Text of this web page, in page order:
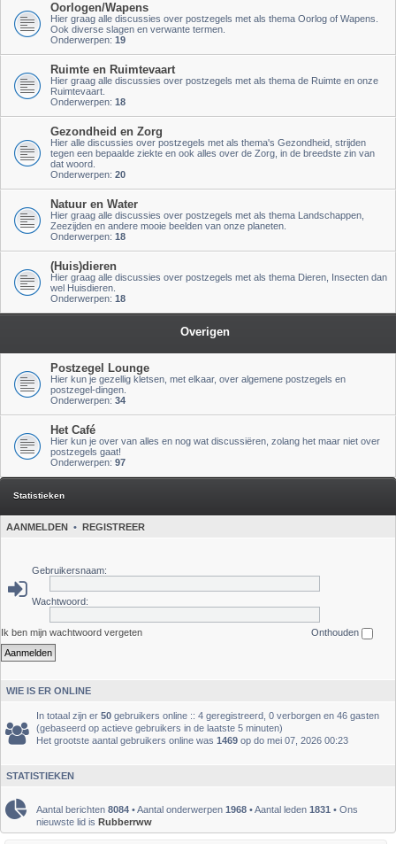
Oorlogen/Wapens
Hier graag alle discussies over postzegels met als thema Oorlog of Wapens.
Ook diverse slagen en verwante termen.
Onderwerpen: 19
Ruimte en Ruimtevaart
Hier graag alle discussies over postzegels met als thema de Ruimte en onze
Ruimtevaart.
Onderwerpen: 18
Gezondheid en Zorg
Hier alle discussies over postzegels met als thema's Gezondheid, strijden
tegen een bepaalde ziekte en ook alles over de Zorg, in de breedste zin van
dat woord.
Onderwerpen: 20
Natuur en Water
Hier graag alle discussies over postzegels met als thema Landschappen,
Zeezijden en andere mooie beelden van onze planeten.
Onderwerpen: 18
(Huis)dieren
Hier graag alle discussies over postzegels met als thema Dieren, Insecten dan
wel Huisdieren.
Onderwerpen: 18
Overigen
Postzegel Lounge
Hier kun je gezellig kletsen, met elkaar, over algemene postzegels en
postzegel-dingen.
Onderwerpen: 34
Het Café
Hier kun je over van alles en nog wat discussiëren, zolang het maar niet over
postzegels gaat!
Onderwerpen: 97
Statistieken
AANMELDEN • REGISTREER
Gebruikersnaam:
Wachtwoord:
Ik ben mijn wachtwoord vergeten Onthouden
WIE IS ER ONLINE
In totaal zijn er 50 gebruikers online :: 4 geregistreerd, 0 verborgen en 46 gasten
(gebaseerd op actieve gebruikers in de laatste 5 minuten)
Het grootste aantal gebruikers online was 1469 op do mei 07, 2026 00:23
STATISTIEKEN
Aantal berichten 8084 • Aantal onderwerpen 1968 • Aantal leden 1831 • Ons
nieuwste lid is Rubberrww